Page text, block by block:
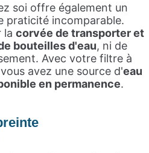
soi offre également un
praticité incomparable.
la corvée de transporter et
bouteilles d'eau, ni de
Avec votre filtre à
avez une source d'eau
en permanence.